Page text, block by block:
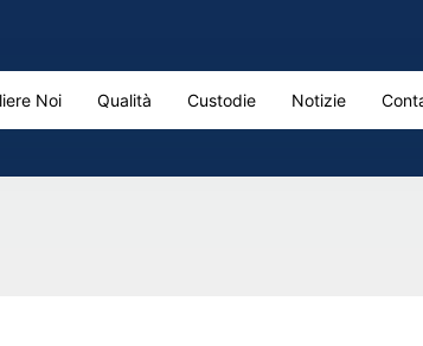
Noi Qualità Custodie Notizie